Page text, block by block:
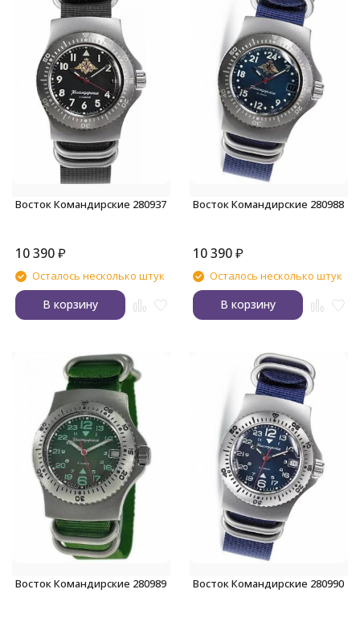
Восток Командирские 280937
10 390₽
Осталось несколько штук
В корзину
Восток Командирские 280988
10 390₽
Осталось несколько штук
В корзину
Восток Командирские 280989 Восток Командирские 280990